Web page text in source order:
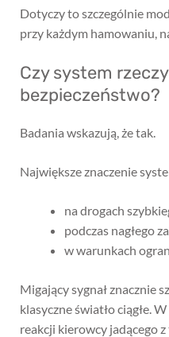
Dotyczy to szczególnie
przy każdym hamowaniu,
Czy system
bezpieczeństwo?
Badania wskazują, że tak.
Największe znaczenie
na drogach
podczas nagłego
w warunkach
Migający sygnał znacznie
klasyczne światło ciągłe.
reakcji kierowcy jadącego